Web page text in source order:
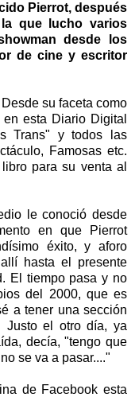
Pierrot, después
que lucho varios
desde los
de cine y escritor
su faceta como
esta Diario Digital
Trans" y todos las
Famosas etc.
para su venta al
le conoció desde
en que Pierrot
éxito, y aforo
hasta el presente
El tiempo pasa y no
del 2000, que es
a tener una sección
Justo el otro día, ya
decía, "tengo que
se va a pasar...."
de Facebook esta